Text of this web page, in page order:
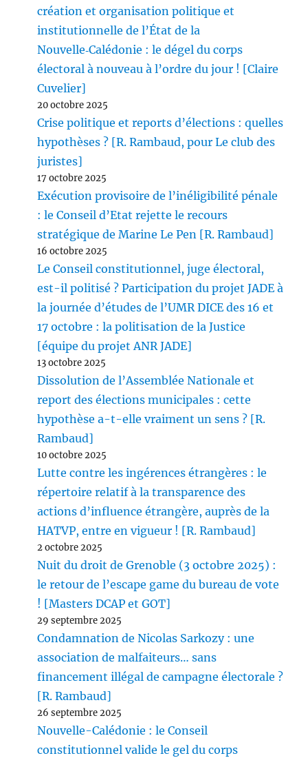
création et organisation politique et
institutionnelle de l’État de la
Nouvelle‑Calédonie : le dégel du corps
électoral à nouveau à l’ordre du jour ! [Claire
Cuvelier]
20 octobre 2025
Crise politique et reports d’élections : quelles
hypothèses ? [R. Rambaud, pour Le club des
juristes]
17 octobre 2025
Exécution provisoire de l’inéligibilité pénale
: le Conseil d’Etat rejette le recours
stratégique de Marine Le Pen [R. Rambaud]
16 octobre 2025
Le Conseil constitutionnel, juge électoral,
est-il politisé ? Participation du projet JADE à
la journée d’études de l’UMR DICE des 16 et
17 octobre : la politisation de la Justice
[équipe du projet ANR JADE]
13 octobre 2025
Dissolution de l’Assemblée Nationale et
report des élections municipales : cette
hypothèse a-t-elle vraiment un sens ? [R.
Rambaud]
10 octobre 2025
Lutte contre les ingérences étrangères : le
répertoire relatif à la transparence des
actions d’influence étrangère, auprès de la
HATVP, entre en vigueur ! [R. Rambaud]
2 octobre 2025
Nuit du droit de Grenoble (3 octobre 2025) :
le retour de l’escape game du bureau de vote
! [Masters DCAP et GOT]
29 septembre 2025
Condamnation de Nicolas Sarkozy : une
association de malfaiteurs… sans
financement illégal de campagne électorale ?
[R. Rambaud]
26 septembre 2025
Nouvelle-Calédonie : le Conseil
constitutionnel valide le gel du corps